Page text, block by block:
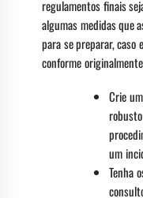
regulamentos finais
algumas medidas que
para se preparar, caso
conforme
Crie
um
Tenha